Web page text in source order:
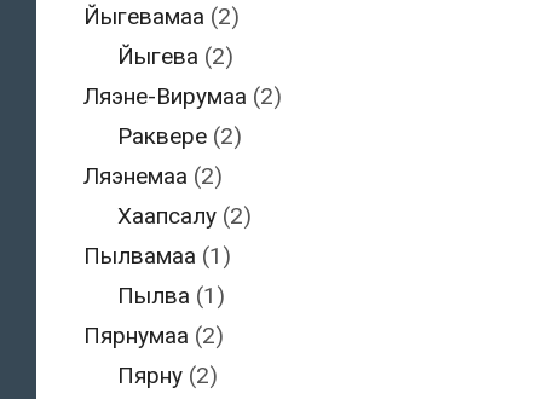
Йыгевамаа (2)
Йыгева (2)
Ляэне-Вирумаа (2)
Раквере (2)
Ляэнемаа (2)
Хаапсалу (2)
Пылвамаа (1)
Пылва (1)
Пярнумаа (2)
Пярну (2)